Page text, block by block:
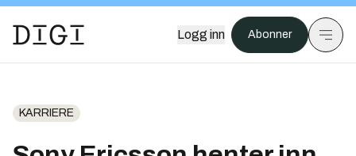
Logg inn Abonner
KARRIERE